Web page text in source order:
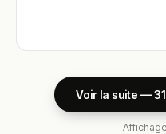
Voir la suite —